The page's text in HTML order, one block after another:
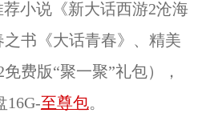
小说《新大话西游2沧海
书《大话青春》、精美
费版“聚一聚”礼包），
16G-至尊包。